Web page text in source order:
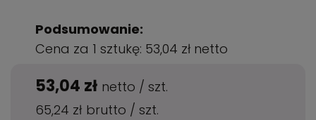
Podsumowanie:
Cena za 1 sztukę: 53,04 zł netto
53,04 zł netto / szt.
65,24 zł brutto / szt.